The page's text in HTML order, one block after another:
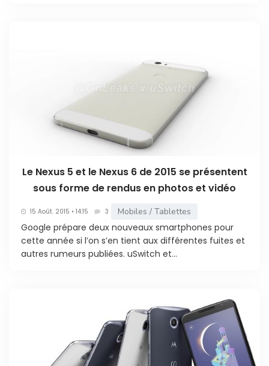
Le Nexus 5 et le Nexus 6 de 2015 se présentent
sous forme de rendus en photos et vidéo
15 Août. 2015 • 14:15 3 Mobiles / Tablettes
Google prépare deux nouveaux smartphones pour
cette année si l’on s’en tient aux différentes fuites et
autres rumeurs publiées. uSwitch et...